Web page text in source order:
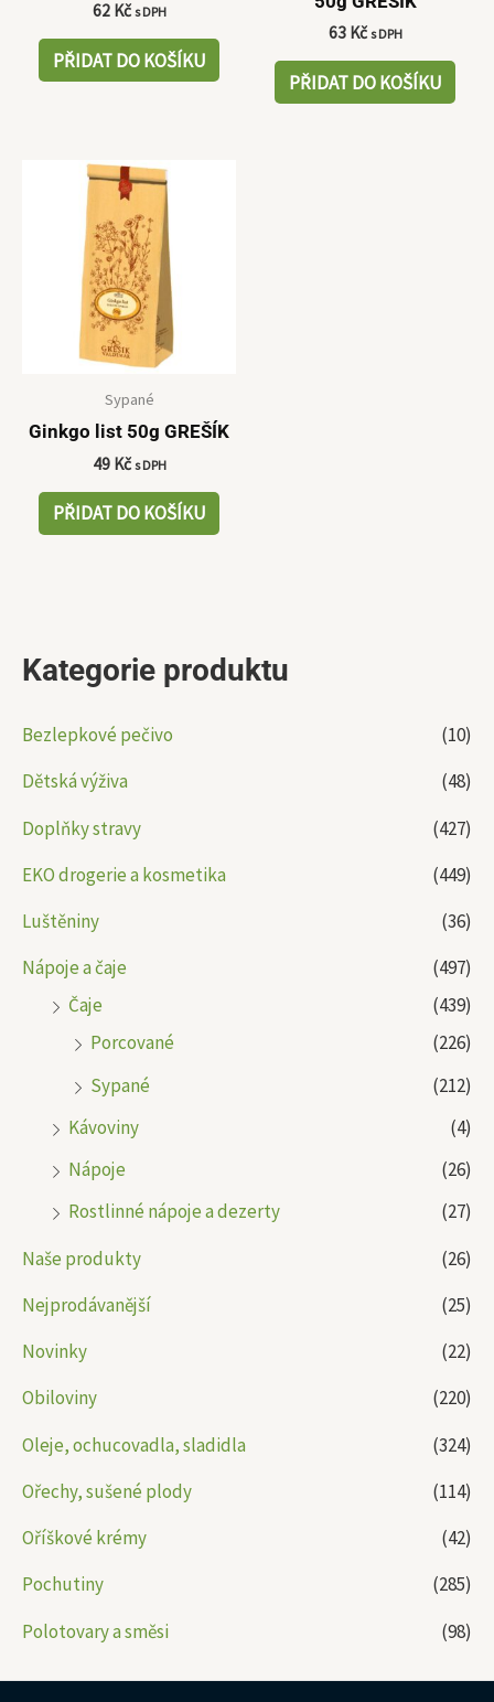
Kategorie produktu
Bezlepkové pečivo
(10)
Dětská výživa
(48)
Doplňky stravy
(427)
EKO drogerie a kosmetika
(449)
Luštěniny
(36)
Nápoje a čaje
(497)
Čaje
(439)
Porcované
(226)
Sypané
(212)
Kávoviny
(4)
Nápoje
(26)
Rostlinné nápoje a dezerty
(27)
Naše produkty
(26)
Nejprodávanější
(25)
Novinky
(22)
Obiloviny
(220)
Oleje, ochucovadla, sladidla
(324)
Ořechy, sušené plody
(114)
Oříškové krémy
(42)
Pochutiny
(285)
Polotovary a směsi
(98)
62 Kč s DPH
PŘIDAT DO KOŠÍKU
63 Kč s DPH
PŘIDAT DO KOŠÍKU
Sypané
Ginkgo list 50g GREŠÍK
49 Kč s DPH
PŘIDAT DO KOŠÍKU